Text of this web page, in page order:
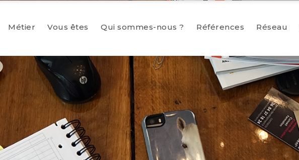
Métier Vous êtes Qui sommes-nous ? Références Réseau